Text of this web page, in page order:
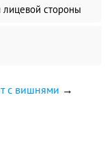
лицевой стороны
с вишнями →